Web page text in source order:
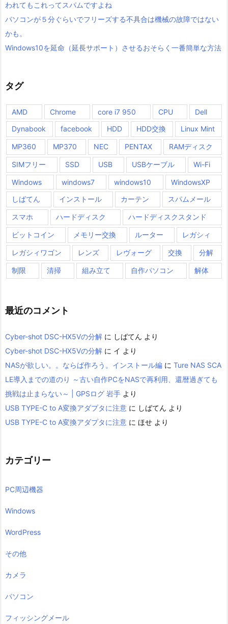
われてもこれってスパムですよね
パソコンが５分ぐらいでフリーズする不具合は機械の故障ではない
かも。
Windows10を延命（延長サポート）させるおそらく一番簡単な方法
タグ
AMD Chrome core i7 950 CPU
Dell
Dynabook
facebook HDD HDD交換 Linux Mint
MP360 MP370 NEC PENTAX RAMディスク
SIMフリー SSD USB USBケーブル Wi-Fi
Windows windows7 windows10
WindowsXP
しばてん
インストール カーテン スパムメール
スマホ ハードディスク ハードディスクスタンド
ビットコイン メモリー交換 ルーター レガシィ
レガシィワゴン レンズ レヴォーグ 交換 分解
制限 清掃 組み立て 自作パソコン 解体
最近のコメント
Cyber-shot DSC-HX5Vの分解 に しばてん より
Cyber-shot DSC-HX5Vの分解 に イ より
NASが欲しい。。ならば作ろう。インストール編 に Ture NAS SCA
LE導入までの道のり ～古い自作PCをNASで再利用、還暦過ぎても
挑戦は止まらない～ | GPSログ 岩手 より
USB TYPE-C to A変換アダプタに注意 に しばてん より
USB TYPE-C to A変換アダプタに注意 に ほせ より
カテゴリー
PC周辺機器
Windows
WordPress
その他
カメラ
パソコン
フィッシングメール